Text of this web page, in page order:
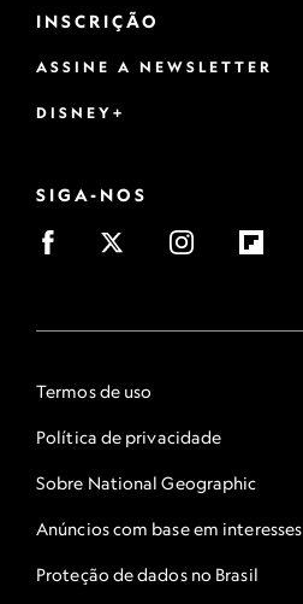
INSCRIÇÃO
ASSINE A NEWSLETTER
DISNEY+
SIGA-NOS
Termos de uso
Política de privacidade
Sobre National Geographic
Anúncios com base em interesses
Proteção de dados no Brasil